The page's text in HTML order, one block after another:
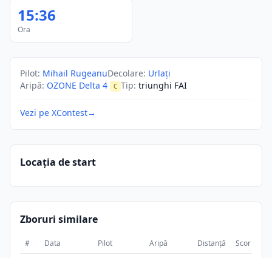
15:36
Ora
Pilot: Mihail RugeanuDecolare: Urlați
Aripă: OZONE Delta 4 C Tip: triunghi FAI
Vezi pe XContest→
Locația de start
Zboruri similare
# Data Pilot Aripă Distanță Scor